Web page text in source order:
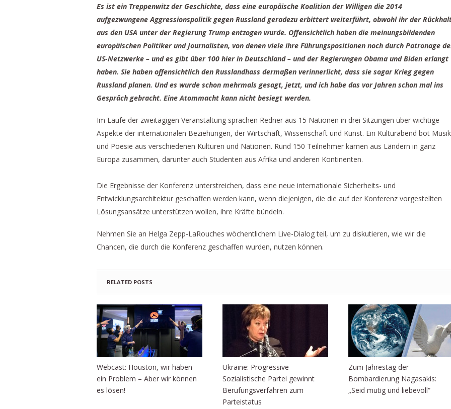
Es ist ein Treppenwitz der Geschichte, dass eine europäische Koalition der Willigen die 2014
aufgezwungene Aggressionspolitik gegen Russland geradezu erbittert weiterführt, obwohl ihr der
aus den USA unter der Regierung Trump entzogen wurde. Offensichtlich haben die meinungsbildenden
europäischen Politiker und Journalisten, von denen viele ihre Führungspositionen noch durch Patronage
US-Netzwerke – und es gibt über 100 hier in Deutschland – und der Regierungen Obama und Biden erlangt
haben. Sie haben offensichtlich den Russlandhass dermaßen verinnerlicht, dass sie sogar Krieg gegen
Russland planen. Und es wurde schon mehrmals gesagt, jetzt, und ich habe das vor Jahren schon mal ins
Gespräch gebracht. Eine Atommacht kann nicht besiegt werden.
Im Laufe der zweitägigen Veranstaltung sprachen Redner aus 15 Nationen in drei Sitzungen über wichtige
Aspekte der internationalen Beziehungen, der Wirtschaft, Wissenschaft und Kunst. Ein Kulturabend bot Musik
und Poesie aus verschiedenen Kulturen und Nationen. Rund 150 Teilnehmer kamen aus Ländern in ganz
Europa zusammen, darunter auch Studenten aus Afrika und anderen Kontinenten.
Die Ergebnisse der Konferenz unterstreichen, dass eine neue internationale Sicherheits- und
Entwicklungsarchitektur geschaffen werden kann, wenn diejenigen, die die auf der Konferenz vorgestellten
Lösungsansätze unterstützen wollen, ihre Kräfte bündeln.
Nehmen Sie an Helga Zepp-LaRouches wöchentlichem Live-Dialog teil, um zu diskutieren, wie wir die
Chancen, die durch die Konferenz geschaffen wurden, nutzen können.
RELATED POSTS
Webcast: Houston, wir haben
ein Problem – Aber wir können
es lösen!
Ukraine: Progressive
Sozialistische Partei gewinnt
Berufungsverfahren zum
Parteistatus
Zum Jahrestag der
Bombardierung Nagasakis:
„Seid mutig und liebevoll“